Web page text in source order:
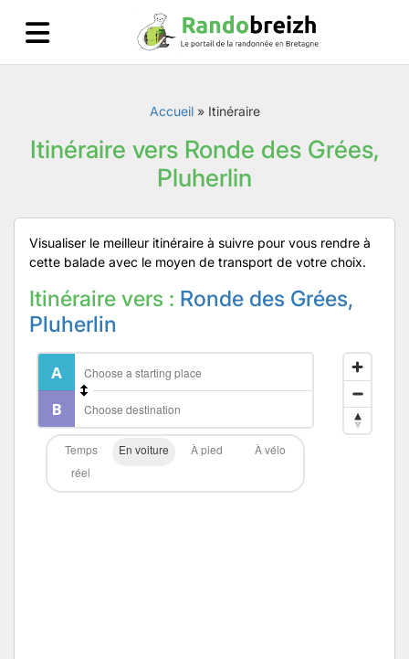
Accueil» Itinéraire
Itinéraire vers Ronde des Grées,
Pluherlin
Visualiser le meilleur itinéraire à suivre pour vous rendre à
cette balade avec le moyen de transport de votre choix.
Itinéraire vers : Ronde des Grées,
Pluherlin